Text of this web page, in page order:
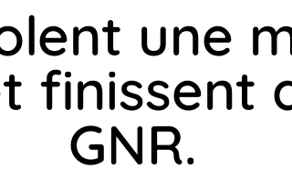
une
finissent
GNR.